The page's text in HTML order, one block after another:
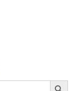
Search Button